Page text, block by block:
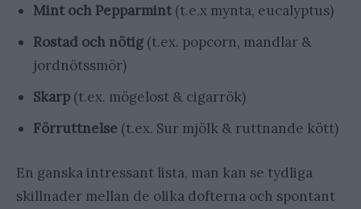
Mint och Pepparmint(t.e.x mynta, eucalyptus)
Rostad och nötig (t.ex. popcorn, mandlar &
jordnötssmör)
Skarp (t.ex. mögelost & cigarrök)
Förruttnelse (t.ex. Sur mjölk & ruttnande kött)
En ganska intressant lista, man kan se tydliga
skillnader mellan de olika dofterna och spontant